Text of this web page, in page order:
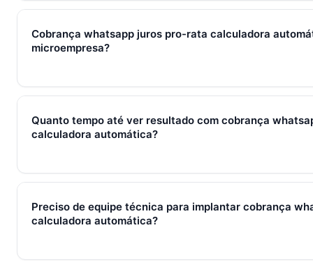
Em 2026, cobrança whatsapp juros pro-rata calculadora
fechamento e pós-venda em um fluxo único. Em PMEs
WhatsApp + CRM + IA — três pilares que se reforçam.
Cobrança whatsapp juros pro-rata calculadora
microempresa?
Sim — e quanto antes melhor. Implantar cobrança whatsapp
começa em R$ 197/mês com 7 dias grátis sem cartão.
Quanto tempo até ver resultado com cobrança
calculadora automática?
Métricas de processo (tempo de resposta, follow-up)
Preciso de equipe técnica para implantar cobrança
calculadora automática?